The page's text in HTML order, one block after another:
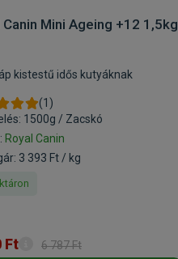
Canin Mini Ageing +12 1,5kg
kistestű idős kutyáknak
(1)
1500g / Zacskó
Royal Canin
3 393 Ft / kg
Ft 6 787 Ft